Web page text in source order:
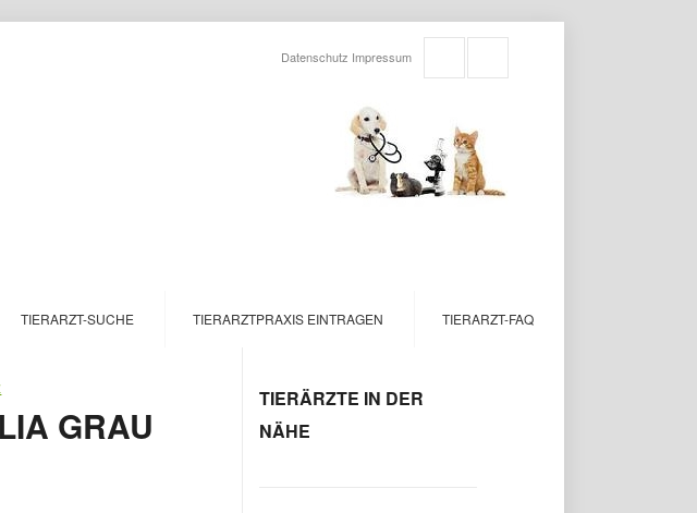
Datenschutz Impressum
TIERARZT-SUCHE TIERARZTPRAXIS EINTRAGEN TIERARZT-FAQ
GRAU
TIERÄRZTE IN DER
NÄHE